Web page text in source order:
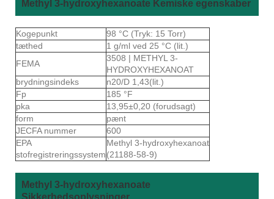
Methyl 3-hydroxyhexanoate Kemiske egenskaber
Kogepunkt
98 °C (Tryk: 15 Torr)
tæthed
1 g/ml ved 25 °C (lit.)
FEMA
3508 | METHYL 3-
HYDROXYHEXANOAT
brydningsindeks
n20/D 1,43(lit.)
Fp
185 °F
pka
13,95±0,20 (forudsagt)
form
pænt
JECFA nummer
600
EPA
stofregistreringssystem
Methyl 3-hydroxyhexanoat
(21188-58-9)
Methyl 3-hydroxyhexanoate
Sikkerhedsoplysninger